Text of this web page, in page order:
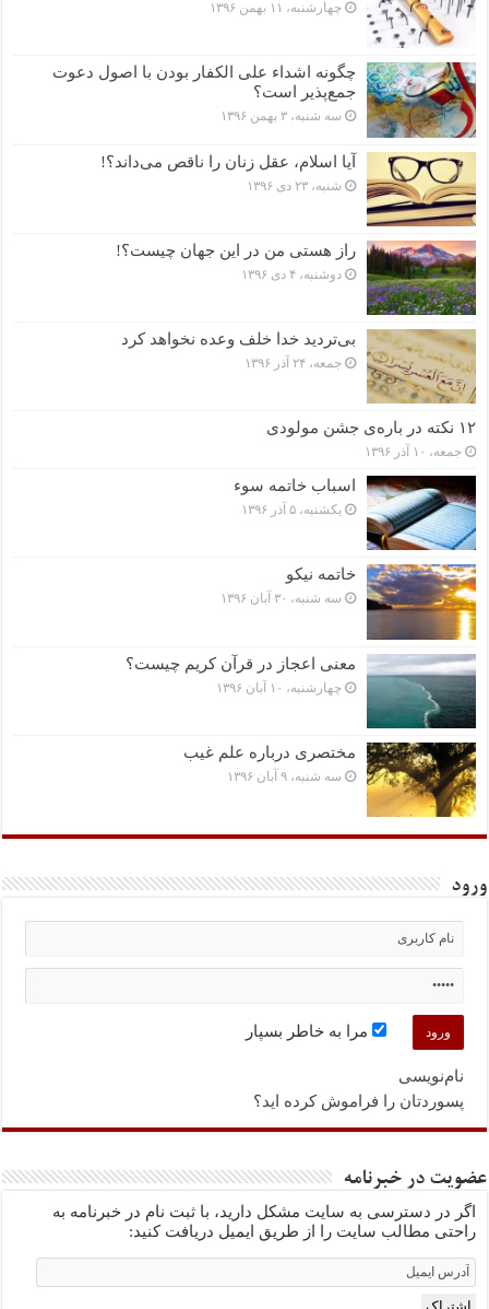
چهارشنبه، ۱۱ بهمن ۱۳۹۶
چگونه اشداء علی الکفار بودن با اصول دعوت
جمع‌پذیر است؟
سه شنبه، ۳ بهمن ۱۳۹۶
آیا اسلام، عقل زنان را ناقص می‌داند؟!
شنبه، ۲۳ دی ۱۳۹۶
راز هستی من در این جهان چیست؟!
دوشنبه، ۴ دی ۱۳۹۶
بی‌تردید خدا خلف وعده نخواهد کرد
جمعه، ۲۴ آذر ۱۳۹۶
۱۲ نکته در باره‌ی جشن مولودی
جمعه، ۱۰ آذر ۱۳۹۶
اسباب خاتمه سوء
یکشنبه، ۵ آذر ۱۳۹۶
خاتمه نیکو
سه شنبه، ۳۰ آبان ۱۳۹۶
معنی اعجاز در قرآن کریم چیست؟
چهارشنبه، ۱۰ آبان ۱۳۹۶
مختصرى درباره علم غیب
سه شنبه، ۹ آبان ۱۳۹۶
ورود
مرا به خاطر بسپار
نام‌نویسی
پسوردتان را فراموش کرده اید؟
عضویت در خبرنامه
اگر در دسترسی به سایت مشکل دارید، با ثبت نام در خبرنامه به
راحتی مطالب سایت را از طریق ایمیل دریافت کنید:
Email
Subscription